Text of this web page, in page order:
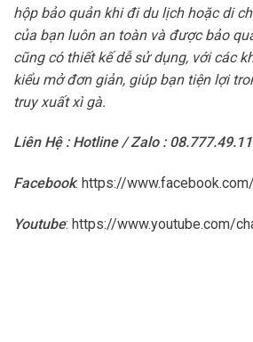
hộp bảo quản khi đi du lịch hoặc di
của bạn luôn an toàn và được bảo
cũng có thiết kế dễ sử dụng, với các
kiểu mở đơn giản, giúp bạn tiện lợi
truy xuất xì gà.
Liên Hệ : Hotline / Zalo :
Facebook: https://
Youtube: https://www.youtube.com/